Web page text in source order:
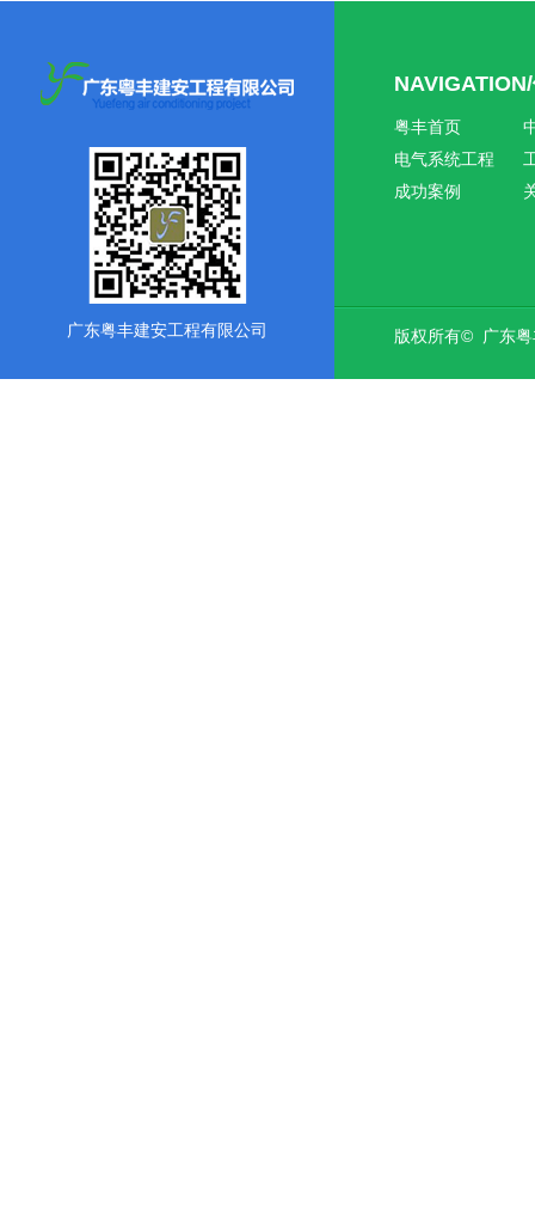
广东粤丰建安工程有限公司
粤丰首页
电气系统工程
成功案例
版权所有© 广东